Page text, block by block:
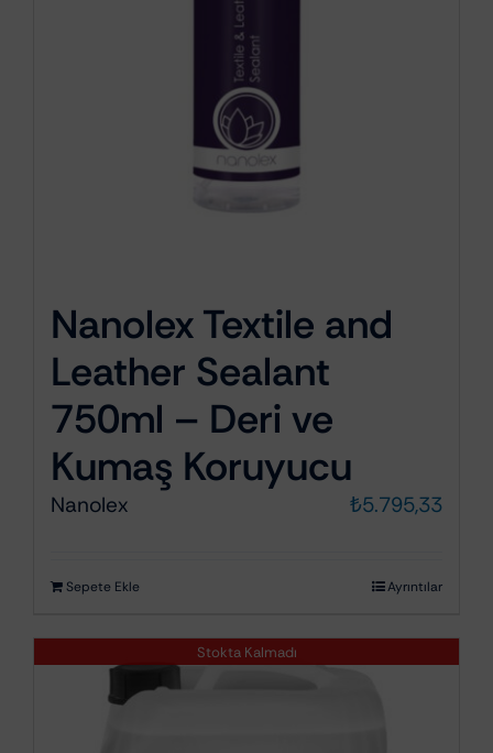
Nanolex Textile and
Leather Sealant
750ml – Deri ve
Kumaş Koruyucu
Nanolex ₺5.795,33
Sepete Ekle Ayrıntılar
Stokta Kalmadı